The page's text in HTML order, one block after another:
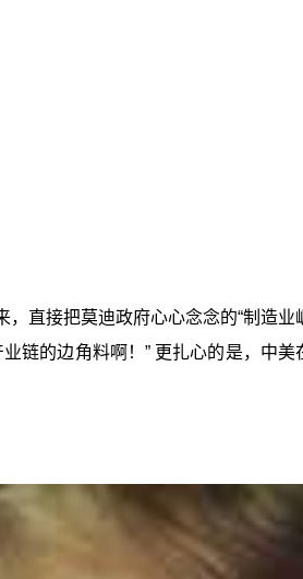
直接把莫迪政府心心念念的“制造
链的边角料啊！” 更扎心的是，中